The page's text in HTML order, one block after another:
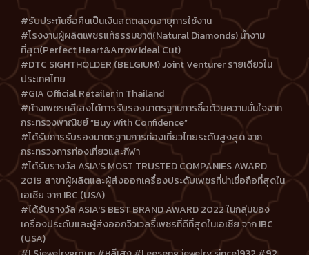
#รับประกันซื้อคืนเป็นเงินสดตลอดอายุการใช้งาน
#โรงงานผู้ผลิตเพชรแท้ธรรมชาติ(Natural Diamonds) น้ำงาม
ที่สุด(Perfect Heart&Arrow Ideal Cut)
#DTC SIGHTHOLDER (BELGIUM) Joint Venturer รายเดียวใน
ประเทศไทย
#GIA Official Retailer in Thailand
#ห้างเพชรหลีเสงได้การรับรองมาตรฐานการซื้อด้วยความมั่นใจจาก
กระทรวงพาณิชย์ “Buy With Confidence”
#ได้รับการรับรองมาตรฐานการท่องเที่ยวไทยระดับสูงสุด จาก
กระทรวงการท่องเที่ยวและกีฬา
#ได้รับรางวัล ASIA'S MOST TRUSTED COMPANIES AWARD
2019 สาขาผู้ผลิตและผู้ส่งออกเครื่องประดับเพชรที่น่าเชื่อถือที่สุดใน
เอเชีย จาก IBC (USA)
#ได้รับรางวัล ASIA'S BEST BRAND AWARD 2022 ในกลุ่มของ
เครื่องประดับและผู้ส่งออกจิวเวลรี่เพชรที่ดีที่สุดในเอเชีย จาก IBC
(USA)